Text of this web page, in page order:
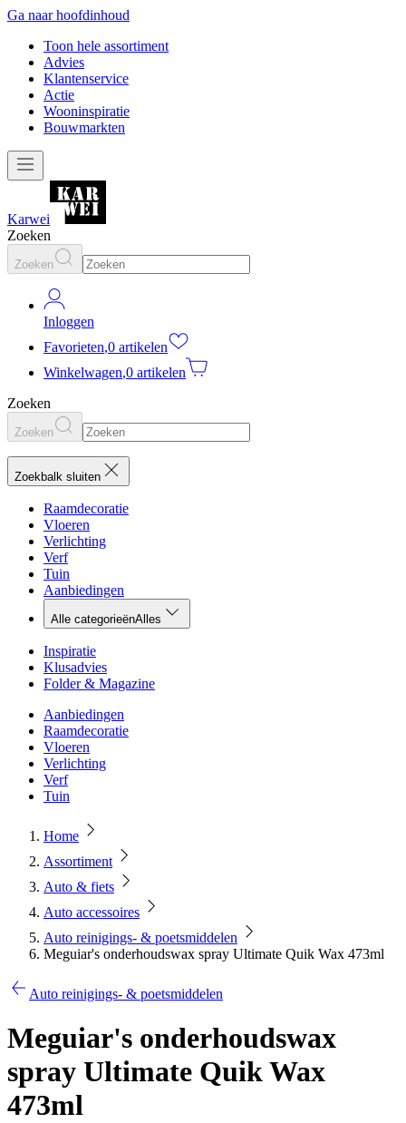
Ga naar hoofdinhoud
Toon hele assortiment
Advies
Klantenservice
Actie
Wooninspiratie
Bouwmarkten
Karwei
Zoeken
Zoeken
Inloggen
Favorieten,0 artikelen
Winkelwagen,0 artikelen
Zoeken
Zoeken
Zoekbalk sluiten
Raamdecoratie
Vloeren
Verlichting
Verf
Tuin
Aanbiedingen
Alle categorieënAlles
Inspiratie
Klusadvies
Folder & Magazine
Aanbiedingen
Raamdecoratie
Vloeren
Verlichting
Verf
Tuin
Home
Assortiment
Auto & fiets
Auto accessoires
Auto reinigings- & poetsmiddelen
Meguiar's onderhoudswax spray Ultimate Quik Wax 473ml
Auto reinigings- & poetsmiddelen
Meguiar's onderhoudswax
spray Ultimate Quik Wax
473ml